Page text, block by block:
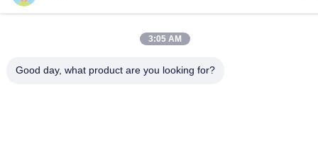
© 2024-2026 Xi'an Hoan Microwave Co., Ltd. . Seluruh hak cipta.
3:05 AM
Good day, what product are you looking for?